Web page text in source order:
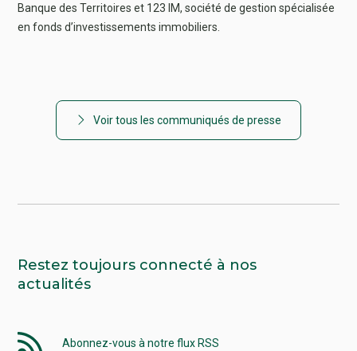
Banque des Territoires et 123 IM, société de gestion spécialisée
en fonds d’investissements immobiliers.
Voir tous les communiqués de presse
Restez toujours connecté à nos
actualités
Abonnez-vous à notre flux RSS